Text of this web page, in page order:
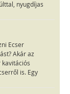
nyugdíjas
Ecser
Akár az
is. Egy